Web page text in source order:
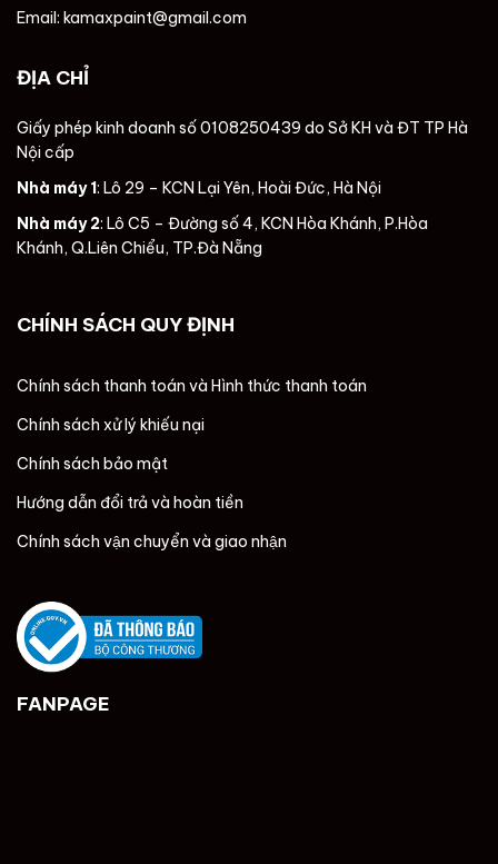
Email: kamaxpaint@gmail.com
ĐỊA CHỈ
Giấy phép kinh doanh số 0108250439 do Sở KH và ĐT TP Hà
Nội cấp
Nhà máy 1: Lô 29 – KCN Lại Yên, Hoài Đức, Hà Nội
Nhà máy 2: Lô C5 – Đường số 4, KCN Hòa Khánh, P.Hòa
Khánh, Q.Liên Chiểu, TP.Đà Nẵng
CHÍNH SÁCH QUY ĐỊNH
Chính sách thanh toán và Hình thức thanh toán
Chính sách xử lý khiếu nại
Chính sách bảo mật
Hướng dẫn đổi trả và hoàn tiền
Chính sách vận chuyển và giao nhận
FANPAGE